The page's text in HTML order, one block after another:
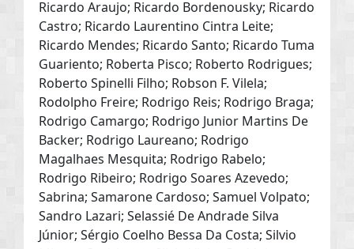
Ricardo Araujo; Ricardo Bordenousky; Ricardo
Castro; Ricardo Laurentino Cintra Leite;
Ricardo Mendes; Ricardo Santo; Ricardo Tuma
Guariento; Roberta Pisco; Roberto Rodrigues;
Roberto Spinelli Filho; Robson F. Vilela;
Rodolpho Freire; Rodrigo Reis; Rodrigo Braga;
Rodrigo Camargo; Rodrigo Junior Martins De
Backer; Rodrigo Laureano; Rodrigo
Magalhaes Mesquita; Rodrigo Rabelo;
Rodrigo Ribeiro; Rodrigo Soares Azevedo;
Sabrina; Samarone Cardoso; Samuel Volpato;
Sandro Lazari; Selassié De Andrade Silva
Júnior; Sérgio Coelho Bessa Da Costa; Silvio